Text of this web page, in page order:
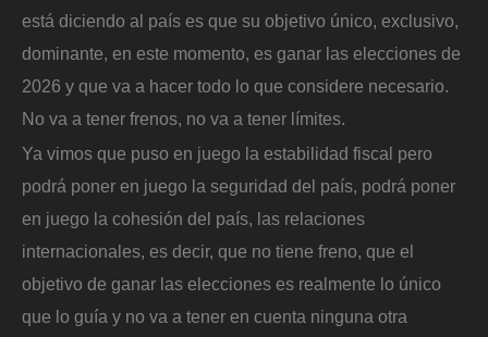
está diciendo al país es que su objetivo único, exclusivo,
dominante, en este momento, es ganar las elecciones de
2026 y que va a hacer todo lo que considere necesario.
No va a tener frenos, no va a tener límites.
Ya vimos que puso en juego la estabilidad fiscal pero
podrá poner en juego la seguridad del país, podrá poner
en juego la cohesión del país, las relaciones
internacionales, es decir, que no tiene freno, que el
objetivo de ganar las elecciones es realmente lo único
que lo guía y no va a tener en cuenta ninguna otra